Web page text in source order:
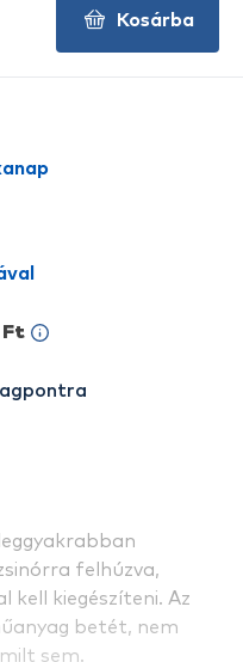
felhúzva,
kell kiegészíteni. Az
betét, nem
sem.
Ft
Kosárba